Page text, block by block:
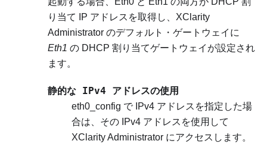
り当て IP アドレスを取得し、 XClarity
Administrator のデフォルト・ゲートウェイに
Eth1 の DHCP 割り当てゲートウェイが設定され
ます。
静的な IPv4 アドレスの使用
eth0_config で IPv4 アドレスを指定した場
合は、その IPv4 アドレスを使用して
XClarity Administrator にアクセスします。